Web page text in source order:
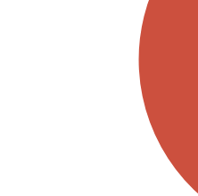
Nel programma per le regionali,
priorità il sostegno alle Pmi, la
piano per l’innovazione
A proposito della sanità, ha
d’attesa chilometriche. Sulle
la Fano-Urbino e ridare
su cui insiste Mercorelli è
la
dare impulso al turismo, campo
aver completato praticamente nulla.